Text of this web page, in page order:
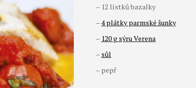
– 12 lístků bazalky
–4 plátky parmské šunky
– 120 g sýru Verena
– sůl
– pepř